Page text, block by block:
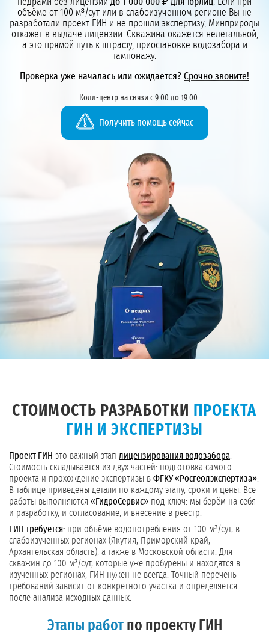
объёме от 100 м³/сут или в слабоизученном регионе Вы не
разработали проект ГИН и не прошли экспертизу, Минприроды
откажет в выдаче лицензии. Скважина окажется нелегальной,
а это прямой путь к штрафу, приостановке водозабора и
тампонажу.
Проверка уже началась или ожидается? Срочно звоните!
Колл-центр на связи с 9:00 до 19:00
Получить помощь сейчас
СТОИМОСТЬ РАЗРАБОТКИ
ПРОЕКТА
ГИН И ЭКСПЕРТИЗЫ
Проект ГИН это важный этап лицензирования водозабора
Стоимость складывается из двух частей: подготовка самого
проекта и прохождение экспертизы в ФГКУ «Росгеолэкспертиза»
В таблице приведены детали по каждому этапу, сроки и цены. Все
работы выполняются «ГидроСервис» под ключ: мы берём на себя
и разработку, и согласование, и внесение в реестр.
ГИН требуется: при объёме водопотребления от 100 м³/сут, в
слабоизученных регионах (Якутия, Приморский край,
Архангельская область), а также в Московской области. Для
скважин до 100 м³/сут, которые уже пробурены и находятся в
изученных регионах, ГИН нужен не всегда. Точный перечень
требований зависит от конкретного участка и определяется
после анализа исходных данных.
Этапы работпо проекту ГИН